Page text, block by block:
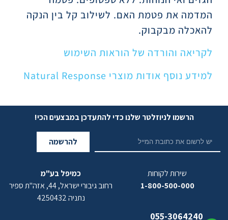
המדמה את פטמת האם. לשילוב קל בין הנקה
להאכלה מבקבוק.
לקריאה והורדה של הוראות השימוש
למידע נוסף אודות מוצרי Natural Response
הרשמו לניוזלטר שלנו כדי להתעדכן במבצעים הכי!
להרשמה
שירות לקוחות
1-800-500-000
055-3064240
כמיפל בע"מ
רחוב גיבורי ישראל, 44, אזה"ת ספיר
נתניה 4250432